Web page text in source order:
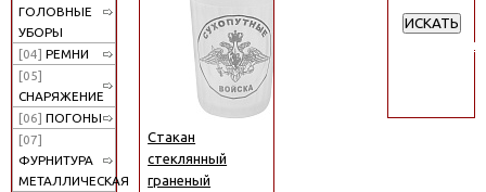
ГОЛОВНЫЕ
УБОРЫ
[04] РЕМНИ
[05]
СНАРЯЖЕНИЕ
[06] ПОГОНЫ
[07]
ФУРНИТУРА
МЕТАЛЛИЧЕСКАЯ
Стакан
стеклянный
граненый
ИСКАТЬ